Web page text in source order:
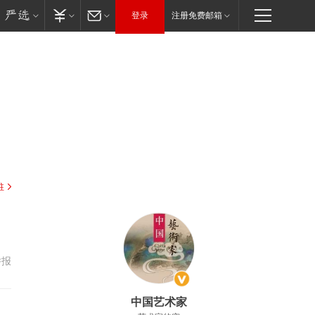
登录 注册免费邮箱
中国艺术家